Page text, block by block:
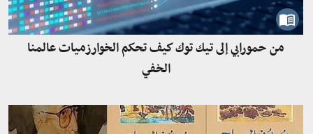
من حمورابي إلى تيك توك كيف تحكم الخوارزميات عالمنا
الخفي